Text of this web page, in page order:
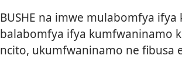
BUSHE na imwe mulabomfya
balabomfya ifya kumfwaninamo
ncito, ukumfwaninamo ne fibusa